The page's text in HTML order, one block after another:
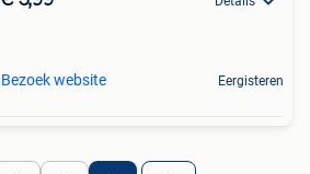
Bezoek website Eergisteren